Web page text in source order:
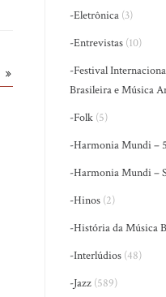
-Eletrônica (3)
-Entrevistas (10)
-Festival
Brasileira e Música
-Folk (5)
-Harmonia Mundi –
-Harmonia Mundi –
-Hinos (2)
-História da Música
-Interlúdios (48)
-Jazz (589)